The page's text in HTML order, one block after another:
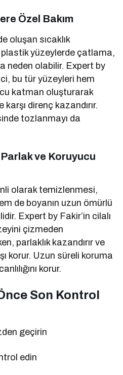
Özel Bakım
oluşan sıcaklık
yüzeylerde çatlama,
neden olabilir. Expert by
bu tür yüzeyleri hem
katman oluşturarak
direnç kazandırır.
tozlanmayı da
Parlak ve Koruyucu
olarak temizlenmesi,
de boyanın uzun ömürlü
Expert by Fakir’in cilalı
çizmeden
parlaklık kazandırır ve
korur. Uzun süreli koruma
korur.
Son Kontrol
geçirin
edin